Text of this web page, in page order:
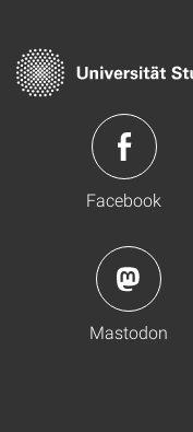
Facebook
Mastodon